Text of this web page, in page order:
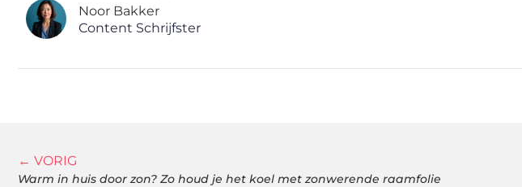
Noor Bakker
Content Schrijfster
← VORIG
Warm in huis door zon? Zo houd je het koel met zonwerende raamfolie